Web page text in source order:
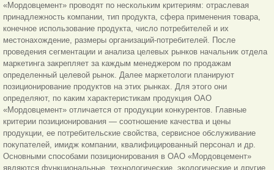
«Мордовцемент» проводят по нескольким критериям: отраслевая
принадлежность компании, тип продукта, сфера применения товара,
конечное использование продукта, число потребителей и их
местонахождение, размеры организаций-потребителей. После
проведения сегментации и анализа целевых рынков начальник отдела
маркетинга закрепляет за каждым менеджером по продажам
определенный целевой рынок. Далее маркетологи планируют
позиционирование продуктов на этих рынках. Для этого они
определяют, по каким характеристикам продукция ОАО
«Мордовцемент» отличается от продукции конкурентов. Главные
критерии позиционирования — соотношение качества и цены
продукции, ее потребительские свойства, сервисное обслуживание
покупателей, имидж компании, квалифицированный персонал и др.
Основными способами позиционирования в ОАО «Мордовцемент»
являются функциональные, технологические, экологические и другие